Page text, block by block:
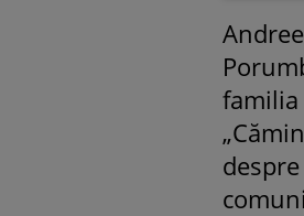
familia